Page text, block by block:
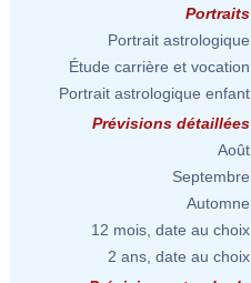
Portraits
Portrait astrologique
Étude carrière et vocation
Portrait astrologique enfant
Prévisions détaillées
Août
Septembre
Automne
12 mois, date au choix
2 ans, date au choix